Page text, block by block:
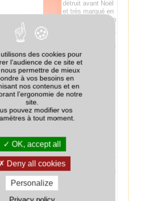
détruit avant Noël
et très marqué en
cas de destruction
--
éviter les couverts
de légumineuses
avant
légumineuses,
surtout celles
sensibles à
l'Aphanomyces.
couverts
d'Astéracées
avant soja en
sanitaire.
ou lupin -
Par précaution,
éviter les couverts
des cookies pour
l’audience de ce site et
permettre de mieux
à vos besoins en
nos contenus et en
l’ergonomie de notre
site.
pouvez modifier vos
à tout moment.
OK, accept all
Deny all cookies
Personalize
Privacy policy